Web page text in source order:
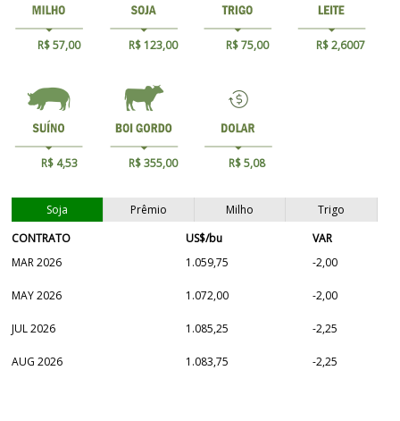
R$ 57,00 R$ 123,00 R$ 75,00 R$ 2,6007
R$ 4,53 R$ 355,00 R$ 5,08
Soja Prêmio Milho
Trigo
CONTRATO
US$/bu
VAR
MAR 2026
1.059,75 -2,00
MAY 2026 1.072,00 -2,00
JUL 2026 1.085,25 -2,25
AUG 2026 1.083,75 -2,25